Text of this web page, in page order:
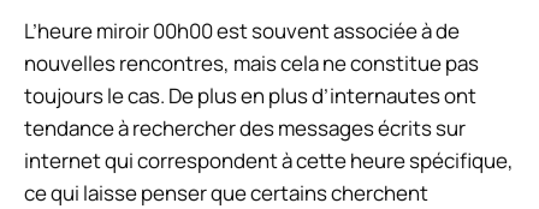
L’heure miroir 00h00 est souvent associée à de
nouvelles rencontres, mais cela ne constitue pas
toujours le cas. De plus en plus d’internautes ont
tendance à rechercher des messages écrits sur
internet qui correspondent à cette heure spécifique,
ce qui laisse penser que certains cherchent